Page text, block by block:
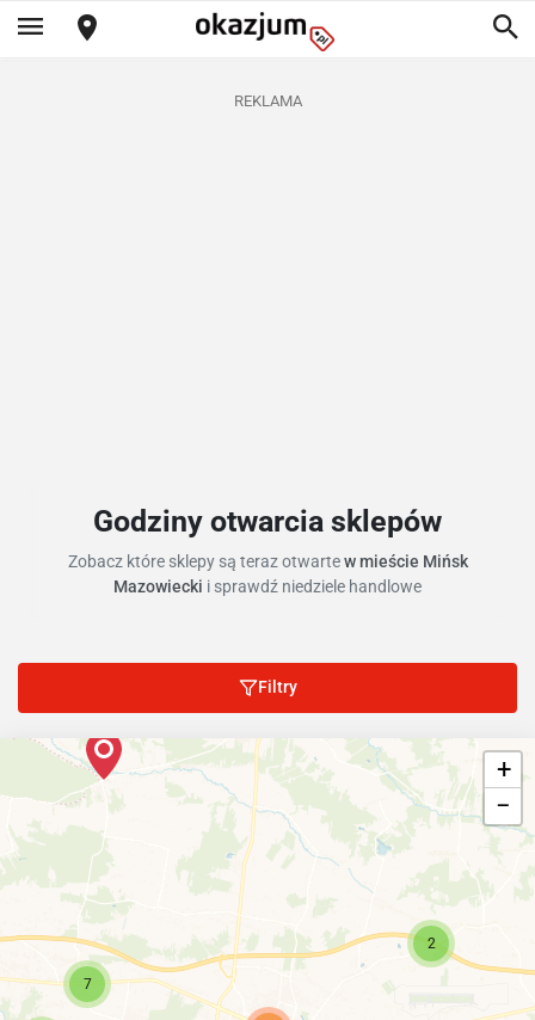
REKLAMA
Godziny otwarcia sklepów
Zobacz które sklepy są teraz otwartew mieście Mińsk
Mazowiecki i sprawdź niedziele handlowe
Filtry
2
7
+
−